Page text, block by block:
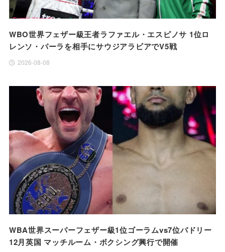
WBO世界フェザー級王者ラファエル・エスピノサ 1位ロ
レンソ・パーラを相手にサウジアラビアでV5戦
2026-08-08
WBA世界スーパーフェザー級1位ゴーラムvs7位パドリー
12月英国 マッチルーム・ボクシング興行で開催